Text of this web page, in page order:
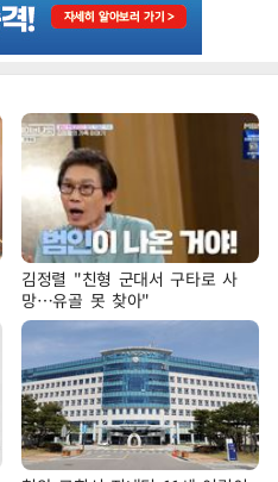
김정렬 "친형 군대서 구타로 사
망…유골 못 찾아"